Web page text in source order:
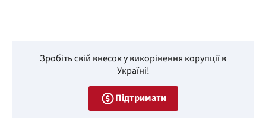
Зробіть свій внесок у викорінення корупції в
Україні!
Підтримати